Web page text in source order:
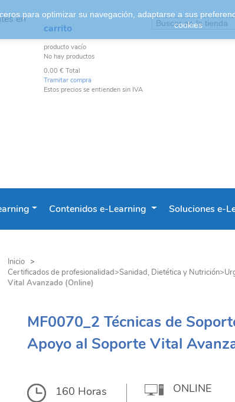
en
carrito
producto vacío
No hay productos
0,00 € Total
Tramitar compra
Estos precios se entienden sin IVA
Contenidos e-Learning Soluciones e-
Inicio >
Certificados de profesionalidad>Sanidad, Dietética y Nutrición>
Vital Avanzado (Online)
MF0070_2 Técnicas de
Apoyo al Soporte Vital
160 Horas ONLINE
para optimizar su navegación, adaptarse a sus
cookies